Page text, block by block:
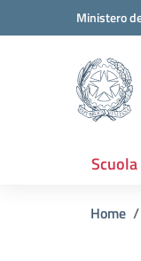
Vai ai contenuti
Vai al menu diMinistero
Scuola
Home